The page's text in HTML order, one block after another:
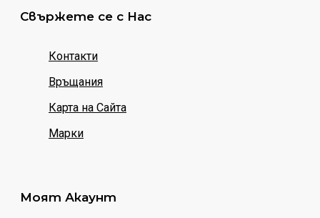
Свържете се с Нас
Контакти
Връщания
Карта на Сайта
Марки
Моят Акаунт